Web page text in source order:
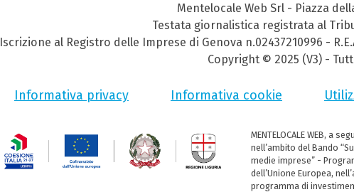
Mentelocale Web Srl - Piazza
Testata giornalistica registrata al
Iscrizione al Registro delle Imprese di Genova n.02437210996 -
Copyright © 2025 (V3) -
Informativa privacy Informativa cookie
MENTELOCALE WEB, a
nell’ambito del Bando
medie imprese” -
dell’Unione Europea,
programma di